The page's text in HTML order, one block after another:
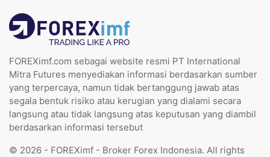
FOREXimf.com sebagai website resmi PT International
Mitra Futures menyediakan informasi berdasarkan sumber
yang terpercaya, namun tidak bertanggung jawab atas
segala bentuk risiko atau kerugian yang dialami secara
langsung atau tidak langsung atas keputusan yang diambil
berdasarkan informasi tersebut
© 2026 - FOREXimf - Broker Forex Indonesia. All rights